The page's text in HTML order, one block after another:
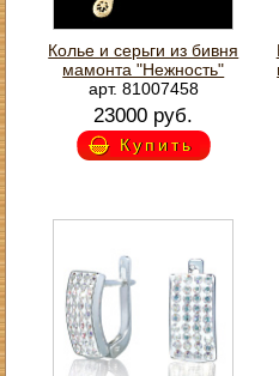
Колье и серьги из бивня
мамонта "Нежность"
арт. 81007458
23000 руб.
Купить